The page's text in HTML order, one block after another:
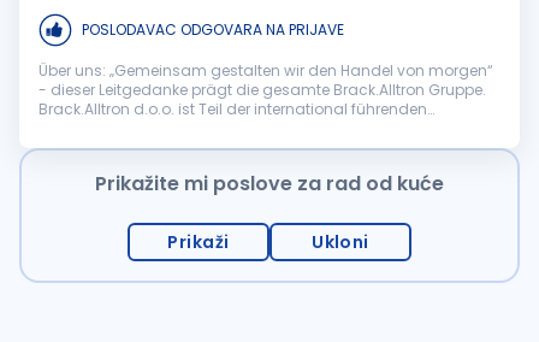
POSLODAVAC ODGOVARA NA PRIJAVE
Über uns: „Gemeinsam gestalten wir den Handel von morgen“
- dieser Leitgedanke prägt die gesamte Brack.Alltron Gruppe.
Brack.Alltron d.o.o. ist Teil der international führenden
Commerce- und Distri...
Prikažite mi poslove za rad od kuće
Prikaži Ukloni